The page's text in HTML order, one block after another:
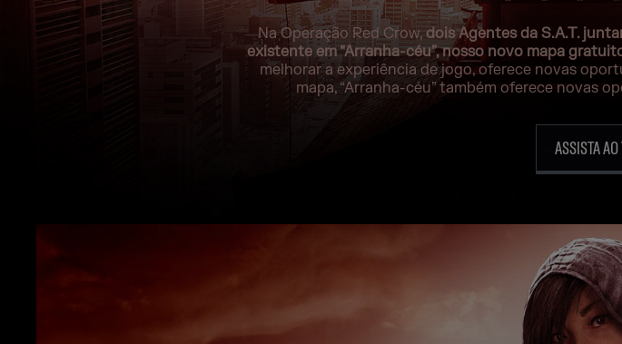
Na Operação Red Crow, dois Agentes da S.A.T.
existente em “Arranha-céu”, nosso novo mapa
melhorar a experiência de jogo, oferece novas
mapa, “Arranha-céu” também oferece novas
ASSISTA